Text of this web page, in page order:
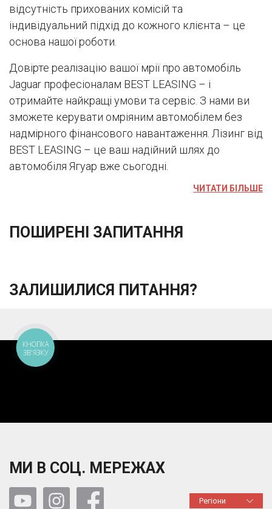
відсутність прихованих комісій та
індивідуальний підхід до кожного клієнта – це
основа нашої роботи.
Довірте реалізацію вашої мрії про автомобіль
Jaguar професіоналам BEST LEASING – і
отримайте найкращі умови та сервіс. З нами ви
зможете керувати омріяним автомобілем без
надмірного фінансового навантаження. Лізинг від
BEST LEASING – це ваш надійний шлях до
автомобіля Ягуар вже сьогодні.
ЧИТАТИ БІЛЬШЕ
ПОШИРЕНІ ЗАПИТАННЯ
ЗАЛИШИЛИСЯ ПИТАННЯ?
МИ В СОЦ. МЕРЕЖАХ
Регіони
КНОПКА
ЗВ'ЯЗКУ